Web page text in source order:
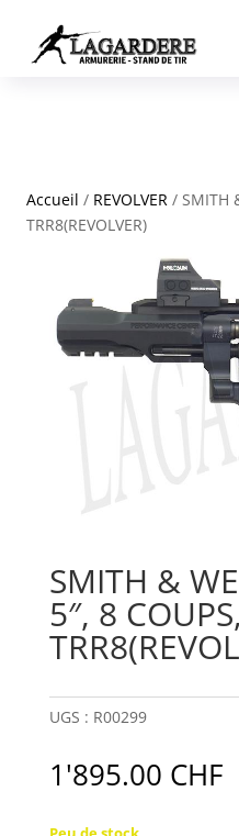
Accueil / REVOLVER / SMITH
TRR8(REVOLVER)
SMITH &
5″, 8 COUPS,
UGS : R00299
1'895.00 CHF